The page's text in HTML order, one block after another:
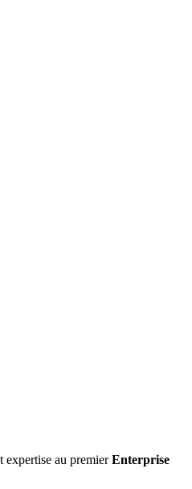
expertise au premierEnterprise